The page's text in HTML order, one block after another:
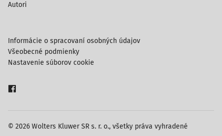
Autori
© 2026 Wolters Kluwer SR s. r. o., všetky práva vyhradené
Informácie o spracovaní osobných údajov
Všeobecné podmienky
Nastavenie súborov cookie